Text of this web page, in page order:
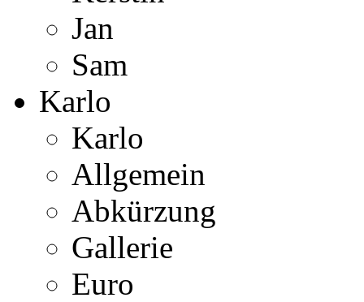
Jan
Sam
Karlo
Karlo
Allgemein
Abkürzung
Gallerie
Euro